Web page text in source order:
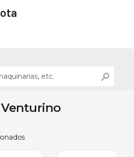
Venturino